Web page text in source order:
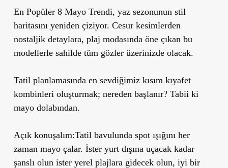
En Popüler 8 Mayo Trendi, yaz sezonunun stil
haritasını yeniden çiziyor. Cesur kesimlerden
nostaljik detaylara, plaj modasında öne çıkan bu
modellerle sahilde tüm gözler üzerinizde olacak.
Tatil planlamasında en sevdiğimiz kısım kıyafet
kombinleri oluşturmak; nereden başlanır? Tabii ki
mayo dolabından.
Açık konuşalım:Tatil bavulunda spot ışığını her
zaman mayo çalar. İster yurt dışına uçacak kadar
şanslı olun ister yerel plajlara gidecek olun, iyi bir